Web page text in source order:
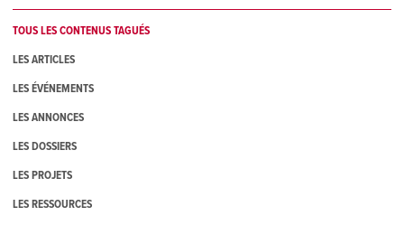
TOUS LES CONTENUS TAGUÉS
LES ARTICLES
LES ÉVÉNEMENTS
LES ANNONCES
LES DOSSIERS
LES PROJETS
LES RESSOURCES